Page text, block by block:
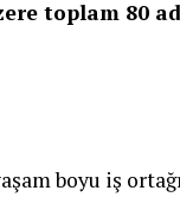
toplam 80
boyu iş